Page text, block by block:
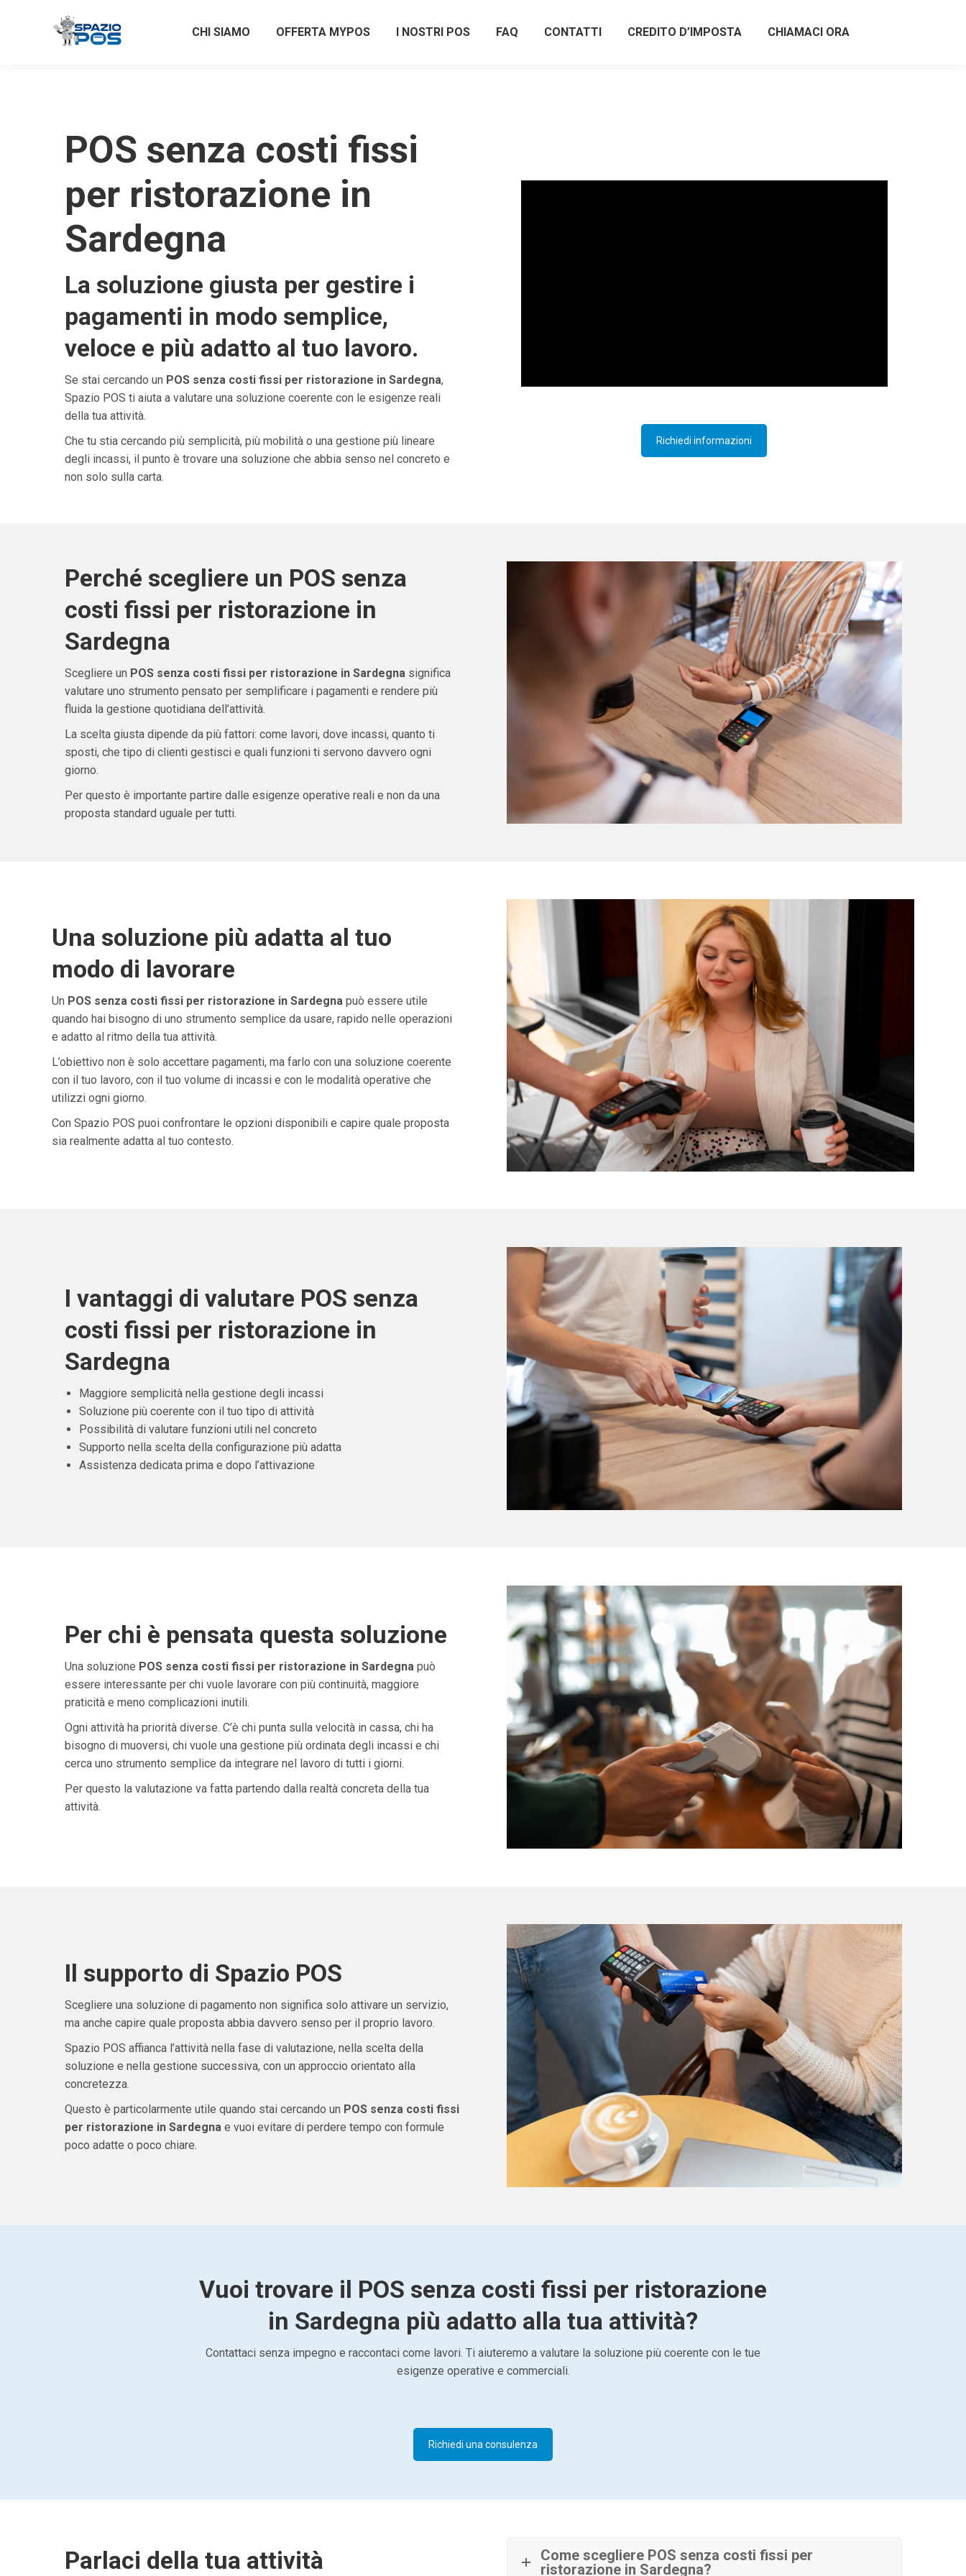
CHI SIAMO OFFERTA MYPOS I NOSTRI POS FAQ CONTATTI CREDITO D’IMPOSTA CHIAMACI ORA
POS senza costi fissi
per ristorazione in
Sardegna
La soluzione giusta per gestire i
pagamenti in modo semplice,
veloce e più adatto al tuo lavoro.
Se stai cercando un POS senza costi fissi per ristorazione in Sardegna,
Spazio POS ti aiuta a valutare una soluzione coerente con le esigenze reali
della tua attività.
Che tu stia cercando più semplicità, più mobilità o una gestione più lineare
degli incassi, il punto è trovare una soluzione che abbia senso nel concreto e
non solo sulla carta.
Richiedi informazioni
Perché scegliere un POS senza
costi fissi per ristorazione in
Sardegna
Scegliere un POS senza costi fissi per ristorazione in Sardegnasignifica
valutare uno strumento pensato per semplificare i pagamenti e rendere più
fluida la gestione quotidiana dell’attività.
La scelta giusta dipende da più fattori: come lavori, dove incassi, quanto ti
sposti, che tipo di clienti gestisci e quali funzioni ti servono davvero ogni
giorno.
Per questo è importante partire dalle esigenze operative reali e non da una
proposta standard uguale per tutti.
Una soluzione più adatta al tuo
modo di lavorare
Un POS senza costi fissi per ristorazione in Sardegna può essere utile
quando hai bisogno di uno strumento semplice da usare, rapido nelle operazioni
e adatto al ritmo della tua attività.
L’obiettivo non è solo accettare pagamenti, ma farlo con una soluzione coerente
con il tuo lavoro, con il tuo volume di incassi e con le modalità operative che
utilizzi ogni giorno.
Con Spazio POS puoi confrontare le opzioni disponibili e capire quale proposta
sia realmente adatta al tuo contesto.
I vantaggi di valutare POS senza
costi fissi per ristorazione in
Sardegna
Maggiore semplicità nella gestione degli incassi
Soluzione più coerente con il tuo tipo di attività
Possibilità di valutare funzioni utili nel concreto
Supporto nella scelta della configurazione più adatta
Assistenza dedicata prima e dopo l’attivazione
Per chi è pensata questa soluzione
Una soluzione POS senza costi fissi per ristorazione in Sardegnapuò
essere interessante per chi vuole lavorare con più continuità, maggiore
praticità e meno complicazioni inutili.
Ogni attività ha priorità diverse. C’è chi punta sulla velocità in cassa, chi ha
bisogno di muoversi, chi vuole una gestione più ordinata degli incassi e chi
cerca uno strumento semplice da integrare nel lavoro di tutti i giorni.
Per questo la valutazione va fatta partendo dalla realtà concreta della tua
attività.
Il supporto di Spazio POS
Scegliere una soluzione di pagamento non significa solo attivare un servizio,
ma anche capire quale proposta abbia davvero senso per il proprio lavoro.
Spazio POS affianca l’attività nella fase di valutazione, nella scelta della
soluzione e nella gestione successiva, con un approccio orientato alla
concretezza.
Questo è particolarmente utile quando stai cercando un POS senza costi fissi
per ristorazione in Sardegnae vuoi evitare di perdere tempo con formule
poco adatte o poco chiare.
Vuoi trovare il POS senza costi fissi per ristorazione
in Sardegna più adatto alla tua attività?
Contattaci senza impegno e raccontaci come lavori. Ti aiuteremo a valutare la soluzione più coerente con le tue
esigenze operative e commerciali.
Richiedi una consulenza
Parlaci della tua attività
Come scegliere POS senza costi fissi per
ristorazione in Sardegna?